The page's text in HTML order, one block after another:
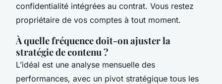
confidentialité intégrées au contrat. Vous restez
propriétaire de vos comptes à tout moment.
À quelle fréquence doit-on ajuster la
stratégie de contenu ?
L’idéal est une analyse mensuelle des
performances, avec un pivot stratégique tous les